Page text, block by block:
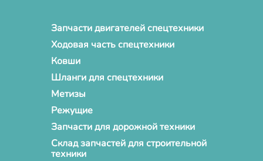
Запчасти двигателей спецтехники
Ходовая часть спецтехники
Ковши
Шланги для спецтехники
Метизы
Режущие
Запчасти для дорожной техники
Склад запчастей для строительной
техники